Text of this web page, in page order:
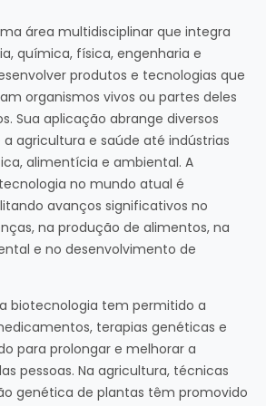
área multidisciplinar que integra
química, física, engenharia e
produtos e tecnologias que
organismos vivos ou partes deles
Sua aplicação abrange diversos
a agricultura e saúde até indústrias
alimentícia e ambiental. A
no mundo atual é
avanços significativos no
na produção de alimentos, na
e no desenvolvimento de
biotecnologia tem permitido a
terapias genéticas e
para prolongar e melhorar a
pessoas. Na agricultura, técnicas
genética de plantas têm promovido